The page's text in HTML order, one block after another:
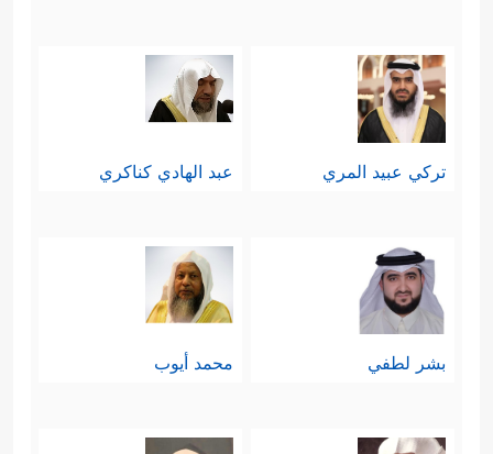
تركي عبيد المري عبد الهادي كناكري
بشر لطفي محمد أيوب